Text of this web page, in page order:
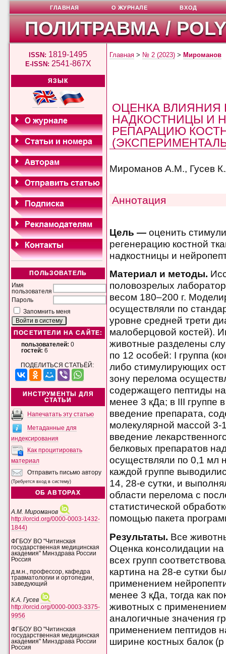
ПОЛИТРАВМА /
ISSN: 1819-1495
E-ISSN: 2541-867X
ЯЗЫК
ПОЛЬЗОВАТЕЛЬ
Имя
пользователя
Пароль
Запомнить меня
ПОСЕТИТЕЛИ НА САЙТЕ:
пользователей: 0
гостей: 6
ПОДЕЛИТЬСЯ СТАТЬЁЙ:
ИНСТРУМЕНТЫ ДЛЯ
СТАТЬИ
Напечатать эту статью
Метаданные для
индексирования
Как процитировать
материал
Отправить письмо автору
(Требуется вход в систему)
ОБ АВТОРАХ
А.М. Мироманов
http://orcid.org/0000-0003-1432-
1844)
ФГБОУ ВО "Читинская
государственная медицинская
академия" Минздрава России
Россия
д.м.н., профессор, кафедра
травматологии и ортопедии,
заведующий
К.А. Гусев
http://orcid.org/0000-0003-3375-
9956
ФГБОУ ВО "Читинская
государственная медицинская
академия" Минздрава России
Россия
ГЛАВНАЯ О ЖУРНАЛЕ ВХОД
Главная > № 2 (2023) > Мироманов
ОЦЕНКА ВЛИЯНИЯ
НАДКОСТНИЦЫ И
РЕПАРАЦИЮ
Мироманов А.М., Гусев
Аннотация
Цель —оценить
регенерацию костной
надкостницы и
Материал и методы.
половозрелых
весом 180–200 г.
осуществляли по
уровне средней трети
малоберцовой костей).
животные разделены
по 12 особей: I группа
либо стимулирующих
зону перелома
содержащего пептиды
менее 3 кДа; в III группе
введение препарата,
молекулярной массой 3-
введение
белковых препаратов
осуществляли по 0,1 мл
каждой группе
14, 28-е сутки, и
области перелома с
статистической
помощью пакета
Результаты. Все
Оценка консолидации
всех групп
картина на 28-е сутки
применением
менее 3 кДа, тогда как
животных с
аналогичные значения
применением пептидов
ширине костных балок